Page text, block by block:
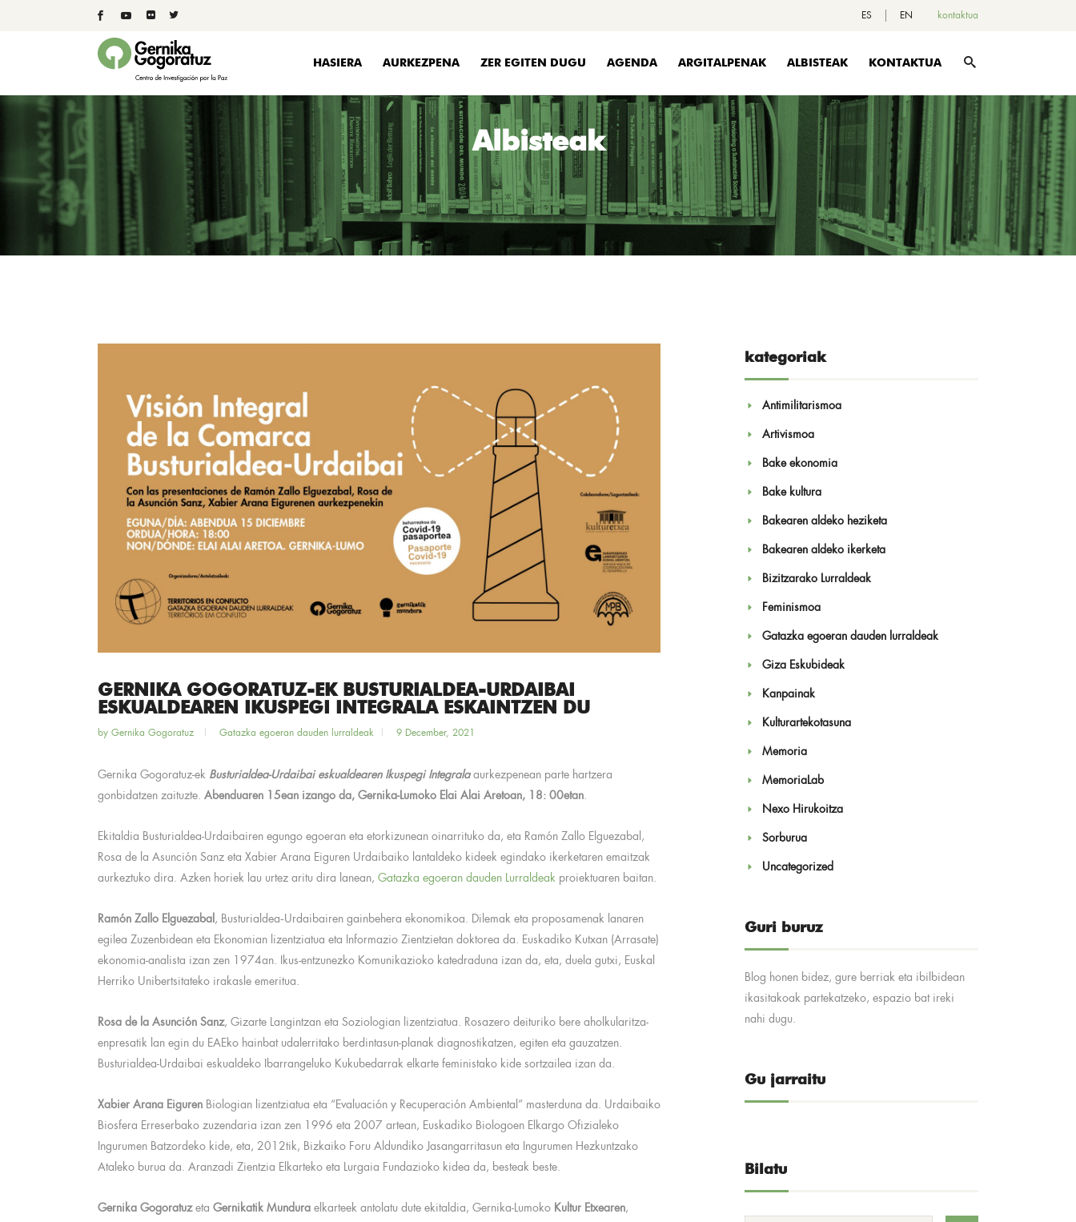
ES EN kontaktua
HASIERA AURKEZPENA ZER EGITEN DUGU AGENDA ARGITALPENAK ALBISTEAK KONTAKTUA
Albisteak
GERNIKA GOGORATUZ-EK BUSTURIALDEA-URDAIBAI
ESKUALDEAREN IKUSPEGI INTEGRALA ESKAINTZEN DU
by Gernika Gogoratuz Gatazka egoeran dauden lurraldeak 9 December, 2021
Gernika Gogoratuz-ek Busturialdea-Urdaibai eskualdearen Ikuspegi Integralaaurkezpenean parte hartzera
gonbidatzen zaituzte. Abenduaren 15ean izango da, Gernika-Lumoko Elai Alai Aretoan, 18: 00etan.
Ekitaldia Busturialdea-Urdaibairen egungo egoeran eta etorkizunean oinarrituko da, eta Ramón Zallo Elguezabal,
Rosa de la Asunción Sanz eta Xabier Arana Eiguren Urdaibaiko lantaldeko kideek egindako ikerketaren emaitzak
aurkeztuko dira. Azken horiek lau urtez aritu dira lanean, Gatazka egoeran dauden Lurraldeak proiektuaren baitan.
Ramón Zallo Elguezabal, Busturialdea‐Urdaibairen gainbehera ekonomikoa. Dilemak eta proposamenak lanaren
egilea Zuzenbidean eta Ekonomian lizentziatua eta Informazio Zientzietan doktorea da. Euskadiko Kutxan (Arrasate)
ekonomia-analista izan zen 1974an. Ikus-entzunezko Komunikazioko katedraduna izan da, eta, duela gutxi, Euskal
Herriko Unibertsitateko irakasle emeritua.
Rosa de la Asunción Sanz, Gizarte Langintzan eta Soziologian lizentziatua. Rosazero deituriko bere aholkularitza-
enpresatik lan egin du EAEko hainbat udalerritako berdintasun-planak diagnostikatzen, egiten eta gauzatzen.
Busturialdea-Urdaibai eskualdeko Ibarrangeluko Kukubedarrak elkarte feministako kide sortzailea izan da.
Xabier Arana Eiguren Biologian lizentziatua eta “Evaluación y Recuperación Ambiental” masterduna da. Urdaibaiko
Biosfera Erreserbako zuzendaria izan zen 1996 eta 2007 artean, Euskadiko Biologoen Elkargo Ofizialeko
Ingurumen Batzordeko kide, eta, 2012tik, Bizkaiko Foru Aldundiko Jasangarritasun eta Ingurumen Hezkuntzako
Ataleko burua da. Aranzadi Zientzia Elkarteko eta Lurgaia Fundazioko kidea da, besteak beste.
Gernika Gogoratuzeta Gernikatik Mundura elkarteek antolatu dute ekitaldia, Gernika-Lumoko Kultur Etxearen,
kategoriak
Antimilitarismoa
Artivismoa
Bake ekonomia
Bake kultura
Bakearen aldeko heziketa
Bakearen aldeko ikerketa
Bizitzarako Lurraldeak
Feminismoa
Gatazka egoeran dauden lurraldeak
Giza Eskubideak
Kanpainak
Kulturartekotasuna
Memoria
MemoriaLab
Nexo Hirukoitza
Sorburua
Uncategorized
Guri buruz
Blog honen bidez, gure berriak eta ibilbidean
ikasitakoak partekatzeko, espazio bat ireki
nahi dugu.
Gu jarraitu
Bilatu